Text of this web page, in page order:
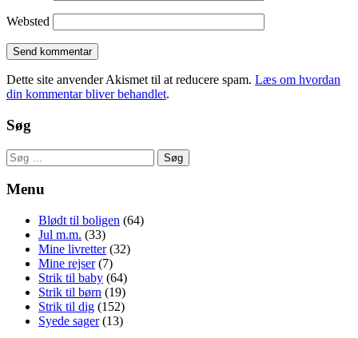
Websted
Dette site anvender Akismet til at reducere spam. Læs om hvordan
din kommentar bliver behandlet.
Søg
Søg
efter:
Menu
Blødt til boligen (64)
Jul m.m. (33)
Mine livretter(32)
Mine rejser(7)
Strik til baby (64)
Strik til børn (19)
Strik til dig (152)
Syede sager(13)